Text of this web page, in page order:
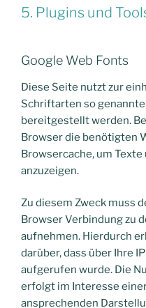
5. Plugins und
Google Web Fonts
Diese Seite nutzt zur
Schriftarten so
bereitgestellt werden.
Browser die benötigten
Browsercache, um
anzuzeigen.
Zu diesem Zweck muss
Browser Verbindung zu
aufnehmen. Hierdurch
darüber, dass über Ihre
aufgerufen wurde. Die
erfolgt im Interesse
ansprechenden